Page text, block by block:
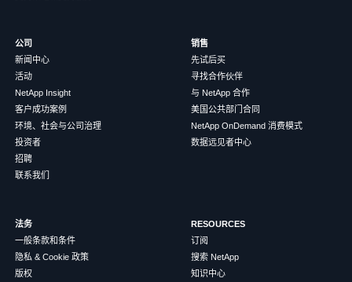
公司
新闻中心
活动
NetApp Insight
客户成功案例
环境、社会与公司治理
投资者
招聘
联系我们
销售
先试后买
寻找合作伙伴
与 NetApp 合作
美国公共部门合同
NetApp OnDemand 消费模式
数据远见者中心
法务
一般条款和条件
隐私 & Cookie 政策
版权
RESOURCES
订阅
搜索 NetApp
知识中心